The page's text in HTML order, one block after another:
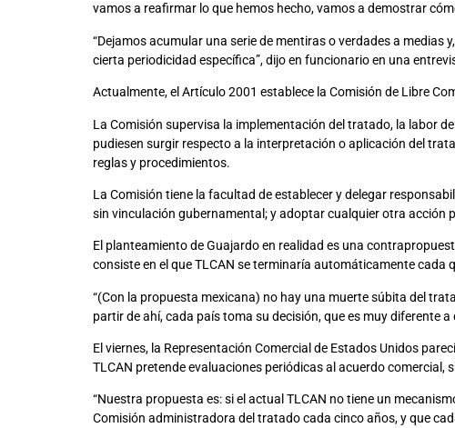
vamos a reafirmar lo que hemos hecho, vamos a demostrar
“Dejamos acumular una serie de mentiras o verdades a
cierta periodicidad específica”, dijo en funcionario en una
Actualmente, el Artículo 2001 establece la Comisión de Libre
La Comisión supervisa la implementación del tratado, la labor
pudiesen surgir respecto a la interpretación o aplicación del
reglas y procedimientos.
La Comisión tiene la facultad de establecer y delegar
sin vinculación gubernamental; y adoptar cualquier otra acción
El planteamiento de Guajardo en realidad es una
consiste en el que TLCAN se terminaría automáticamente
“(Con la propuesta mexicana) no hay una muerte súbita del
partir de ahí, cada país toma su decisión, que es muy diferente
El viernes, la Representación Comercial de Estados Unidos
TLCAN pretende evaluaciones periódicas al acuerdo
“Nuestra propuesta es: si el actual TLCAN no tiene un
Comisión administradora del tratado cada cinco años, y que